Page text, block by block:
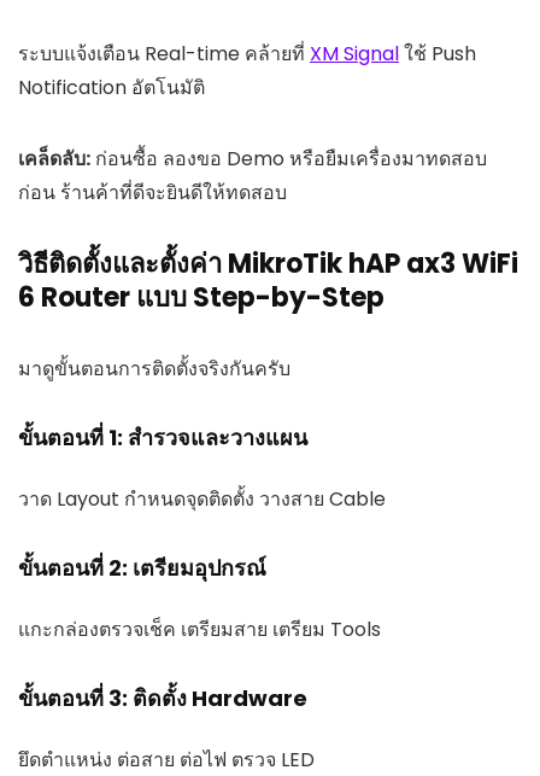
ระบบแจ้งเตือน Real-time คล้ายที่ XM Signalใช้ Push
Notification อัตโนมัติ
เคล็ดลับ: ก่อนซื้อ ลองขอ Demo หรือยืมเครื่องมาทดสอบ
ก่อน ร้านค้าที่ดีจะยินดีให้ทดสอบ
วิธีติดตั้งและตั้งค่า MikroTik hAP ax3 WiFi
6 Router แบบ Step-by-Step
มาดูขั้นตอนการติดตั้งจริงกันครับ
ขั้นตอนที่ 1: สำรวจและวางแผน
วาด Layout กำหนดจุดติดตั้ง วางสาย Cable
ขั้นตอนที่ 2: เตรียมอุปกรณ์
แกะกล่องตรวจเช็ค เตรียมสาย เตรียม Tools
ขั้นตอนที่ 3: ติดตั้ง Hardware
ยึดตำแหน่ง ต่อสาย ต่อไฟ ตรวจ LED